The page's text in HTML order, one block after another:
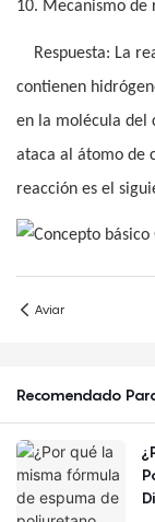
10. Mecanismo de
Respuesta: La
contienen
en la molécula del
ataca al átomo de
reacción es el
Aviar
Recomendado